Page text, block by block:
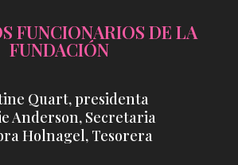
FUNCIONARIOS DE LA
FUNDACIÓN
Quart, presidenta
Anderson, Secretaria
Holnagel, Tesorera